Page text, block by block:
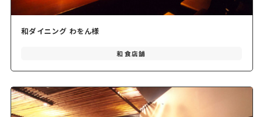
和ダイニング わをん様
和食店舗